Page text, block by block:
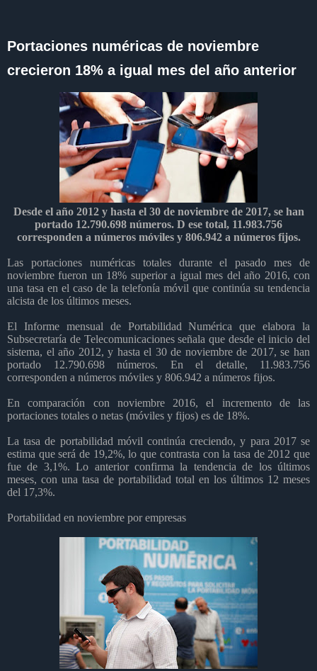
Portaciones numéricas de noviembre
crecieron 18% a igual mes del año anterior
Desde el año 2012 y hasta el 30 de noviembre de 2017, se han
portado 12.790.698 números. D ese total, 11.983.756
corresponden a números móviles y 806.942 a números fijos.
Las portaciones numéricas totales durante el pasado mes de
noviembre fueron un 18% superior a igual mes del año 2016, con
una tasa en el caso de la telefonía móvil que continúa su tendencia
alcista de los últimos meses.
El Informe mensual de Portabilidad Numérica que elabora la
Subsecretaría de Telecomunicaciones señala que desde el inicio del
sistema, el año 2012, y hasta el 30 de noviembre de 2017, se han
portado 12.790.698 números. En el detalle, 11.983.756
corresponden a números móviles y 806.942 a números fijos.
En comparación con noviembre 2016, el incremento de las
portaciones totales o netas (móviles y fijos) es de 18%.
La tasa de portabilidad móvil continúa creciendo, y para 2017 se
estima que será de 19,2%, lo que contrasta con la tasa de 2012 que
fue de 3,1%. Lo anterior confirma la tendencia de los últimos
meses, con una tasa de portabilidad total en los últimos 12 meses
del 17,3%.
Portabilidad en noviembre por empresas